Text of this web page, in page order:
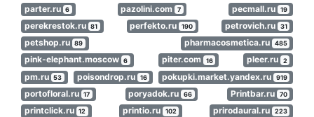
parter.ru 6 pazolini.com 7 pecmall.ru 19
perekrestok.ru 81 perfekto.ru 190 petrovich.ru 31
petshop.ru 89 pharmacosmetica.ru 485
pink-elephant.moscow 6 piter.com 16 pleer.ru 2
pm.ru 53 poisondrop.ru 16 pokupki.market.yandex.ru 919
portofloral.ru 17 poryadok.ru 66 Printbar.ru 70
printclick.ru 12 printio.ru 102 prirodaural.ru 223